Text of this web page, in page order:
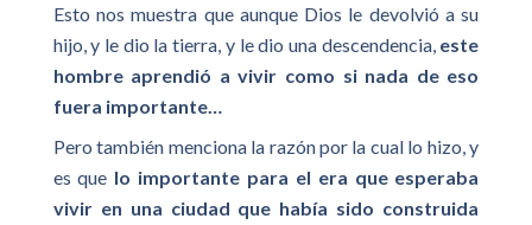
Esto nos muestra que aunque Dios le devolvió a su
hijo, y le dio la tierra, y le dio una descendencia, este
hombre aprendió a vivir como si nada de eso
fuera importante…
Pero también menciona la razón por la cual lo hizo, y
es que lo importante para el era que esperaba
vivir en una ciudad que había sido construida